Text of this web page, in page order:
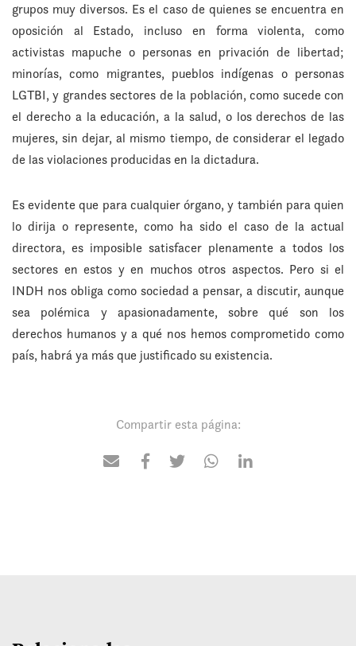
grupos muy diversos. Es el caso de quienes se encuentra en
oposición al Estado, incluso en forma violenta, como
activistas mapuche o personas en privación de libertad;
minorías, como migrantes, pueblos indígenas o personas
LGTBI, y grandes sectores de la población, como sucede con
el derecho a la educación, a la salud, o los derechos de las
mujeres, sin dejar, al mismo tiempo, de considerar el legado
de las violaciones producidas en la dictadura.
Es evidente que para cualquier órgano, y también para quien
lo dirija o represente, como ha sido el caso de la actual
directora, es imposible satisfacer plenamente a todos los
sectores en estos y en muchos otros aspectos. Pero si el
INDH nos obliga como sociedad a pensar, a discutir, aunque
sea polémica y apasionadamente, sobre qué son los
derechos humanos y a qué nos hemos comprometido como
país, habrá ya más que justificado su existencia.
Compartir esta página: